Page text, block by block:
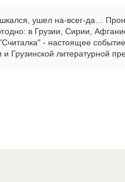
ушел на-всег-да…
в Грузии, Сирии,
- настоящее
Грузинской литературной